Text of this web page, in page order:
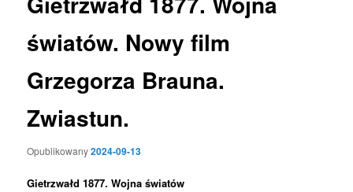
światów. Nowy film
Grzegorza Brauna.
Zwiastun.
Opublikowany2024-09-13
Gietrzwałd 1877. Wojna światów